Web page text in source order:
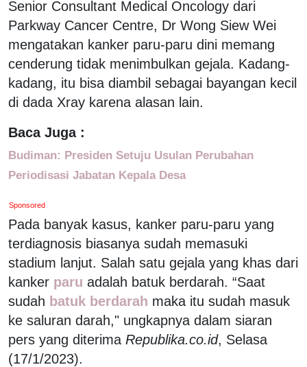
Senior Consultant Medical Oncology dari
Parkway Cancer Centre, Dr Wong Siew Wei
mengatakan kanker paru-paru dini memang
cenderung tidak menimbulkan gejala. Kadang-
kadang, itu bisa diambil sebagai bayangan kecil
di dada Xray karena alasan lain.
Baca Juga :
Budiman: Presiden Setuju Usulan Perubahan
Periodisasi Jabatan Kepala Desa
Sponsored
Pada banyak kasus, kanker paru-paru yang
terdiagnosis biasanya sudah memasuki
stadium lanjut. Salah satu gejala yang khas dari
kanker paru adalah batuk berdarah. “Saat
sudah batuk berdarah maka itu sudah masuk
ke saluran darah," ungkapnya dalam siaran
pers yang diterima Republika.co.id, Selasa
(17/1/2023).